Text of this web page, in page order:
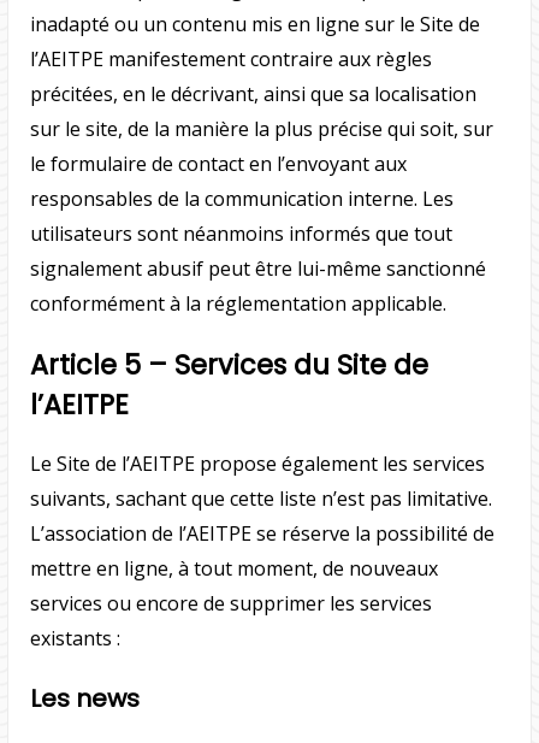
inadapté ou un contenu mis en ligne sur le Site de
l’AEITPE manifestement contraire aux règles
précitées, en le décrivant, ainsi que sa localisation
sur le site, de la manière la plus précise qui soit, sur
le formulaire de contact en l’envoyant aux
responsables de la communication interne. Les
utilisateurs sont néanmoins informés que tout
signalement abusif peut être lui-même sanctionné
conformément à la réglementation applicable.
Article 5 – Services du Site de
l’AEITPE
Le Site de l’AEITPE propose également les services
suivants, sachant que cette liste n’est pas limitative.
L’association de l’AEITPE se réserve la possibilité de
mettre en ligne, à tout moment, de nouveaux
services ou encore de supprimer les services
existants :
Les news